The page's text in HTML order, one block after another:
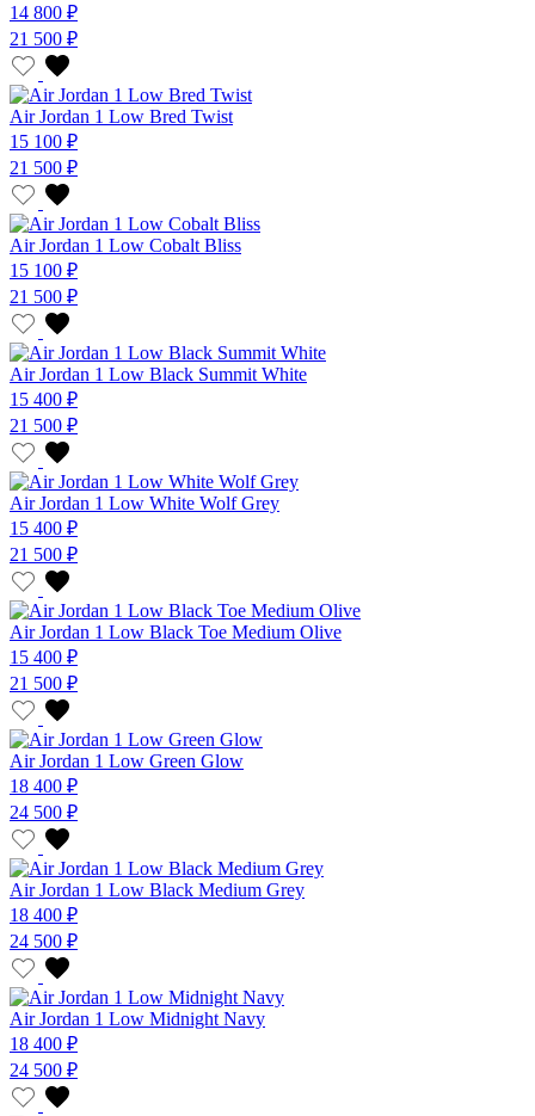
14 800 ₽
21 500 ₽
Air Jordan 1 Low Bred Twist
15 100 ₽
21 500 ₽
Air Jordan 1 Low Cobalt Bliss
15 100 ₽
21 500 ₽
Air Jordan 1 Low Black Summit White
15 400 ₽
21 500 ₽
Air Jordan 1 Low White Wolf Grey
15 400 ₽
21 500 ₽
Air Jordan 1 Low Black Toe Medium Olive
15 400 ₽
21 500 ₽
Air Jordan 1 Low Green Glow
18 400 ₽
24 500 ₽
Air Jordan 1 Low Black Medium Grey
18 400 ₽
24 500 ₽
Air Jordan 1 Low Midnight Navy
18 400 ₽
24 500 ₽